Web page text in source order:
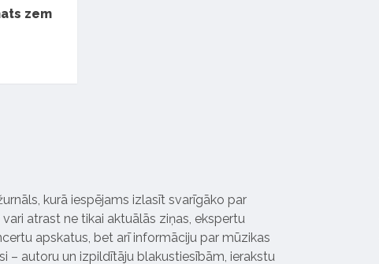
zem
kurā iespējams izlasīt svarīgāko par
atrast ne tikai aktuālās ziņas, ekspertu
apskatus, bet arī informāciju par mūzikas
– autoru un izpildītāju blakustiesībām, ierakstu